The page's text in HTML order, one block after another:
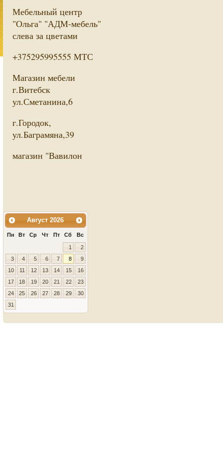
Мебельный центр
"Ольга" "АДМ-мебель"
слева за цветами
+375295995555 МТС
Магазин мебели
г.Витебск
ул.Сметанина,6
г.Городок,
ул.Баграмяна,39
магазин "Вавилон
Август 2026
Пн Вт Ср Чт Пт Сб Вс
1
2
3
4 5 6 7 8
9
10
11 12 13 14 15
16
17
18 19 20 21 22
23
24
25 26 27 28 29
30
31